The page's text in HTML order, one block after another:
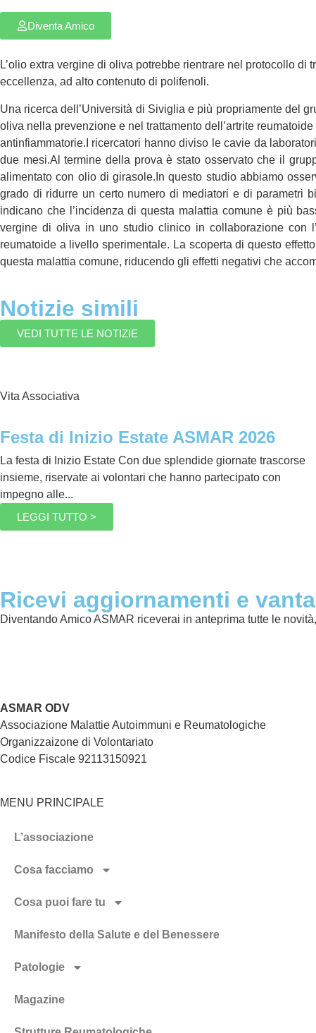
Diventa Amico
L’olio extra vergine di oliva potrebbe rientrare nel protocollo di
eccellenza, ad alto contenuto di polifenoli.
Una ricerca dell’Università di Siviglia e più propriamente del
oliva nella prevenzione e nel trattamento dell’artrite
antinfiammatorie.I ricercatori hanno diviso le cavie da
due mesi.Al termine della prova è stato osservato che il
alimentato con olio di girasole.In questo studio abbiamo
grado di ridurre un certo numero di mediatori e di parametri
indicano che l’incidenza di questa malattia comune è più
vergine di oliva in uno studio clinico in collaborazione con
reumatoide a livello sperimentale. La scoperta di questo
questa malattia comune, riducendo gli effetti negativi che
Notizie simili
VEDI TUTTE LE NOTIZIE
Vita Associativa
Festa di Inizio Estate ASMAR 2026
La festa di Inizio Estate Con due splendide giornate trascorse
insieme, riservate ai volontari che hanno partecipato con
impegno alle...
LEGGI TUTTO >
Ricevi aggiornamenti e
Diventando Amico ASMAR riceverai in anteprima tutte le
ASMAR ODV
Associazione Malattie Autoimmuni e Reumatologiche
Organizzaizone di Volontariato
Codice Fiscale 92113150921
MENU PRINCIPALE
L’associazione
Cosa facciamo
Cosa puoi fare tu
Manifesto della Salute e del Benessere
Patologie
Magazine